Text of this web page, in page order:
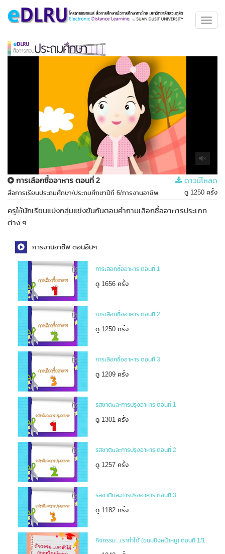
การเลือกซื้ออาหาร ตอนที่ 2 ดาวน์โหลด
สื่อการเรียนประถมศึกษา/ประถมศึกษาปีที่ 6/การงานอาชีพ ดู 1250 ครั้ง
ครูให้นักเรียนแบ่งกลุ่มแข่งขันกันตอบคำถามเลือกซื้ออาหารประเภท
ต่าง ๆ
การงานอาชีพ ตอนอื่นๆ
การเลือกซื้ออาหาร ตอนที่ 1
ดู 1656 ครั้ง
การเลือกซื้ออาหาร ตอนที่ 2
ดู 1250 ครั้ง
การเลือกซื้ออาหาร ตอนที่ 3
ดู 1209 ครั้ง
รสชาติและการปรุงอาหาร ตอนที่ 1
ดู 1301 ครั้ง
รสชาติและการปรุงอาหาร ตอนที่ 2
ดู 1257 ครั้ง
รสชาติและการปรุงอาหาร ตอนที่ 3
ดู 1182 ครั้ง
กิจกรรม...เราทำได้ (ขนมปังหน้าหมู) ตอนที่ 1/1